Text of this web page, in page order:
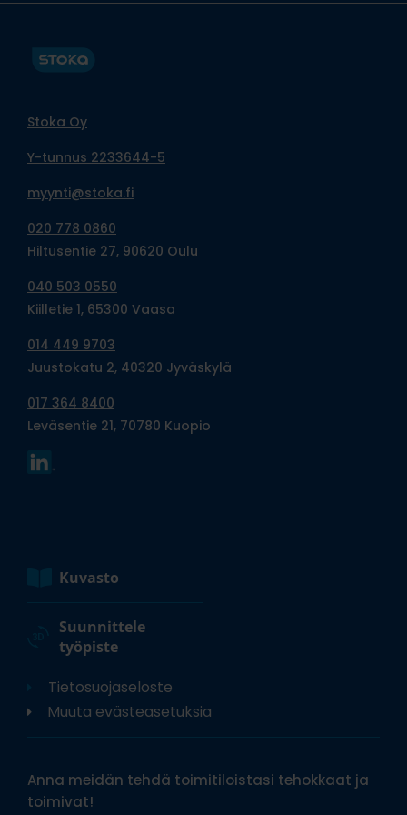
Stoka Oy
Y-tunnus 2233644-5
myynti@stoka.fi
020 778 0860
Hiltusentie 27, 90620 Oulu
040 503 0550
Kiilletie 1, 65300 Vaasa
014 449 9703
Juustokatu 2, 40320 Jyväskylä
017 364 8400
Leväsentie 21, 70780 Kuopio
Kuvasto
Suunnittele
työpiste
Tietosuojaseloste
Muuta evästeasetuksia
Anna meidän tehdä toimitiloistasi tehokkaat ja
toimivat!